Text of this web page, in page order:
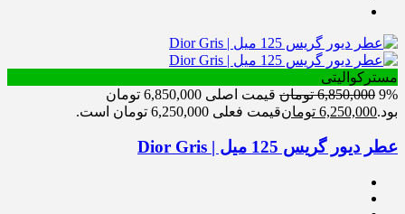
مسترکوالیتی
9%
6,850,000 تومان
قیمت اصلی 6,850,000 تومان
بود.6,250,000 تومانقیمت فعلی 6,250,000 تومان است.
عطر دیور گریس 125 میل | Dior Gris